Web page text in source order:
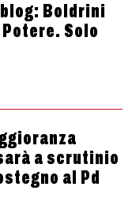
Boldrini
Solo
a scrutinio
al Pd